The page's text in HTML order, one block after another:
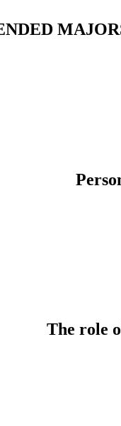
The role